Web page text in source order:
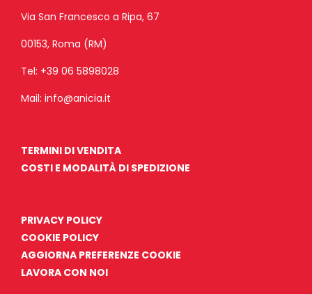
Via San Francesco a Ripa, 67
00153, Roma (RM)
Tel: +39 06 5898028
Mail: info@anicia.it
TERMINI DI VENDITA
COSTI E MODALITÀ DI SPEDIZIONE
PRIVACY POLICY
COOKIE POLICY
AGGIORNA PREFERENZE COOKIE
LAVORA CON NOI